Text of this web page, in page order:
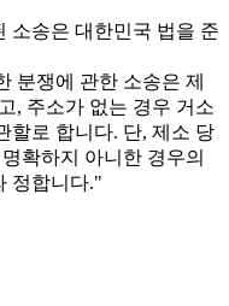
소송은 대한민국 법을 준
분쟁에 관한 소송은 제
, 주소가 없는 경우 거소
할로 합니다. 단, 제소 당
확하지 아니한 경우의
정합니다."